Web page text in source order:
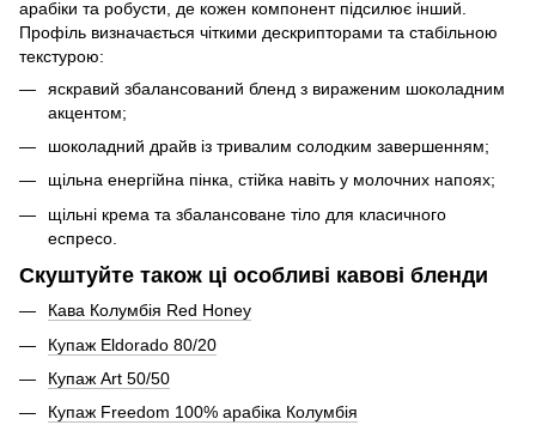
арабіки та робусти, де кожен компонент підсилює інший.
Профіль визначається чіткими дескрипторами та стабільною
текстурою:
яскравий збалансований бленд з вираженим шоколадним
акцентом;
шоколадний драйв із тривалим солодким завершенням;
щільна енергійна пінка, стійка навіть у молочних напоях;
щільні крема та збалансоване тіло для класичного
еспресо.
Скуштуйте також ці особливі кавові бленди
Кава Колумбія Red Honey
Купаж Eldorado 80/20
Купаж Art 50/50
Купаж Freedom 100% арабіка Колумбія